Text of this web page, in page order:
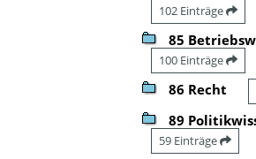
102 Einträge
85
100 Einträge
86 Recht
89
59 Einträge